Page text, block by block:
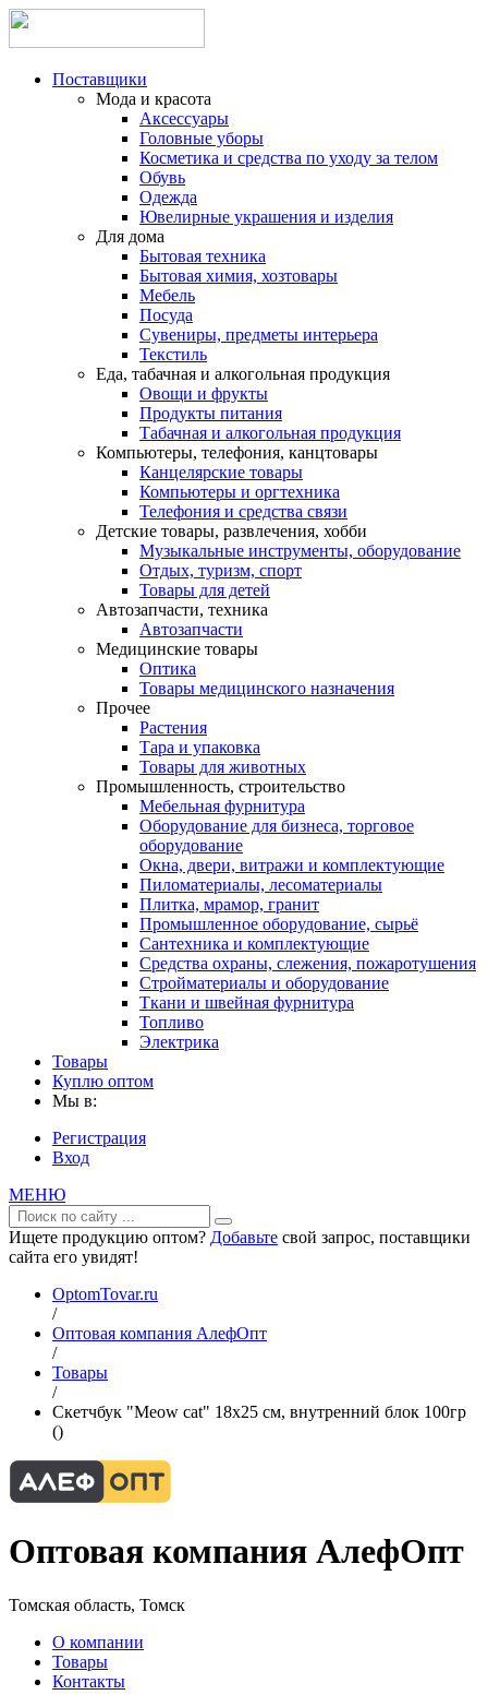
Поставщики
Мода и красота
Аксессуары
Головные уборы
Косметика и средства по уходу за телом
Обувь
Одежда
Ювелирные украшения и изделия
Для дома
Бытовая техника
Бытовая химия, хозтовары
Мебель
Посуда
Сувениры, предметы интерьера
Текстиль
Еда, табачная и алкогольная продукция
Овощи и фрукты
Продукты питания
Табачная и алкогольная продукция
Компьютеры, телефония, канцтовары
Канцелярские товары
Компьютеры и оргтехника
Телефония и средства связи
Детские товары, развлечения, хобби
Музыкальные инструменты, оборудование
Отдых, туризм, спорт
Товары для детей
Автозапчасти, техника
Автозапчасти
Медицинские товары
Оптика
Товары медицинского назначения
Прочее
Растения
Тара и упаковка
Товары для животных
Промышленность, строительство
Мебельная фурнитура
Оборудование для бизнеса, торговое
оборудование
Окна, двери, витражи и комплектующие
Пиломатериалы, лесоматериалы
Плитка, мрамор, гранит
Промышленное оборудование, сырьё
Сантехника и комплектующие
Средства охраны, слежения, пожаротушения
Стройматериалы и оборудование
Ткани и швейная фурнитура
Топливо
Электрика
Товары
Куплю оптом
Мы в:
Регистрация
Вход
МЕНЮ
Ищете продукцию оптом? Добавьте свой запрос, поставщики
сайта его увидят!
OptomTovar.ru
/
Оптовая компания АлефОпт
/
Товары
/
Скетчбук "Meow cat" 18х25 см, внутренний блок 100гр
()
Оптовая компания АлефОпт
Томская область, Томск
О компании
Товары
Контакты